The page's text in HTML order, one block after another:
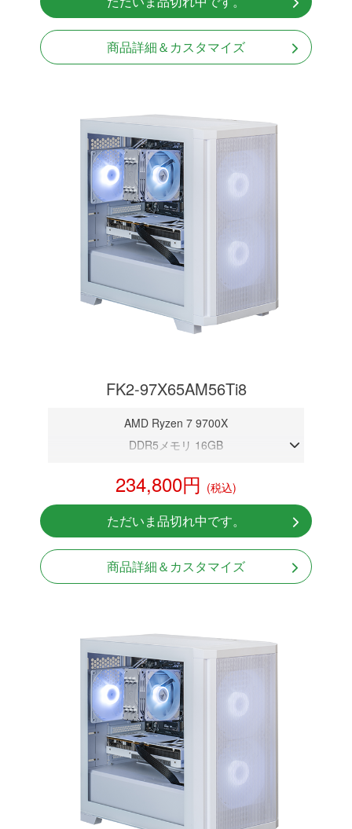
商品詳細＆カスタマイズ
FK2-97X65AM56Ti8
AMD Ryzen 7 9700X
DDR5メモリ 16GB
NVMeSSD 1TB
Windows11 Home 64bit
234,800円 (税込)
ただいま品切れ中です。
商品詳細＆カスタマイズ